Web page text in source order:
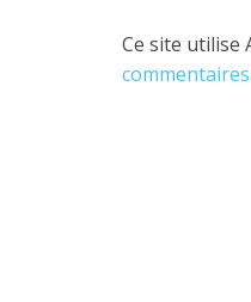
Ce site utilise